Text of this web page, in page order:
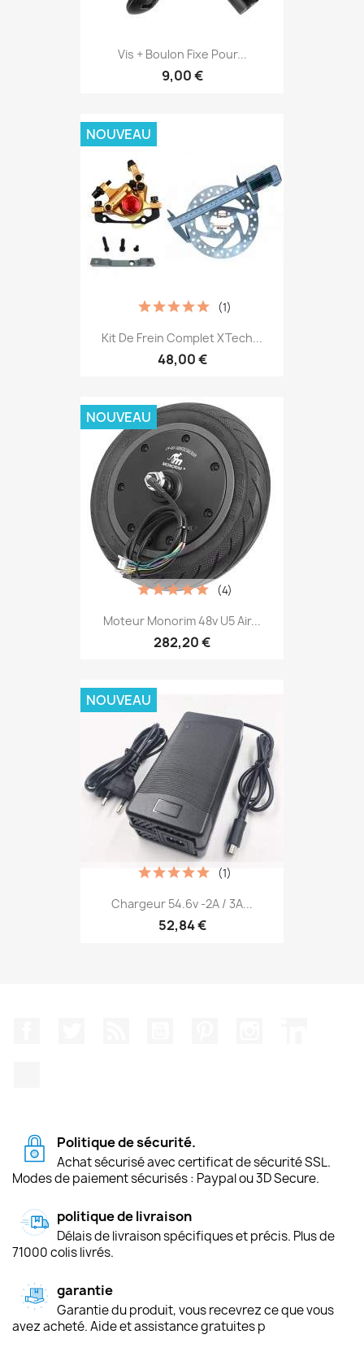
Vis + Boulon Fixe Pour...
9,00 €
Kit De Frein Complet XTech...
48,00 €
(1)
NOUVEAU
Moteur Monorim 48v U5 Air...
282,20 €
(4)
NOUVEAU
Chargeur 54.6v -2A / 3A...
52,84 €
(1)
NOUVEAU
Politique de sécurité.
Achat sécurisé avec certificat de sécurité SSL.
Modes de paiement sécurisés : Paypal ou 3D Secure.
politique de livraison
Délais de livraison spécifiques et précis. Plus de
71000 colis livrés.
garantie
Garantie du produit, vous recevrez ce que vous
avez acheté. Aide et assistance gratuites p